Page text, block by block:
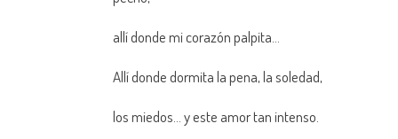
allí donde mi corazón palpita…
Allí donde dormita la pena, la soledad,
los miedos… y este amor tan intenso.